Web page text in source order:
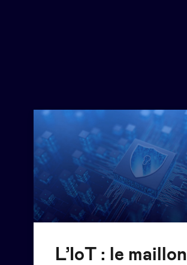
L’IoT : le maillon